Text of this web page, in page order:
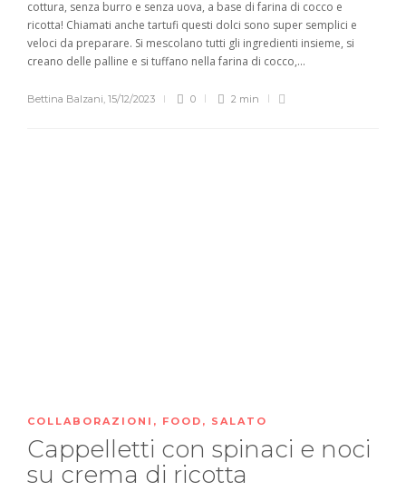
cottura, senza burro e senza uova, a base di farina di cocco e
ricotta! Chiamati anche tartufi questi dolci sono super semplici e
veloci da preparare. Si mescolano tutti gli ingredienti insieme, si
creano delle palline e si tuffano nella farina di cocco,...
Bettina Balzani 15/12/2023 0 2 min
COLLABORAZIONI , FOOD , SALATO
Cappelletti con spinaci e noci
su crema di ricotta